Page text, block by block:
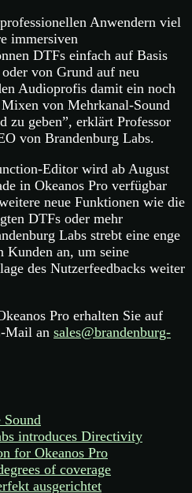
Anwendern viel
immersiven
DTFs einfach auf Basis
von Grund auf neu
Audioprofis damit ein noch
von Mehrkanal-Sound
zu geben”, erklärt Professor
von Brandenburg Labs.
Editor wird ab August
in Okeanos Pro verfügbar
neue Funktionen wie die
DTFs oder mehr
Labs strebt eine enge
Kunden an, um seine
des Nutzerfeedbacks weiter
Pro erhalten Sie auf
Mail an sales@brandenburg-
introduces Directivity
for Okeanos Pro
of coverage
ausgerichtet